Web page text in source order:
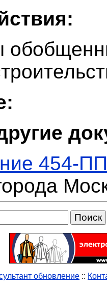
454-ПП
обновление ::